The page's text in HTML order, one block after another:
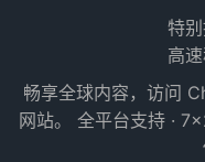
特别
高
畅享全球内容，访问
网站。 全平台支持 ·